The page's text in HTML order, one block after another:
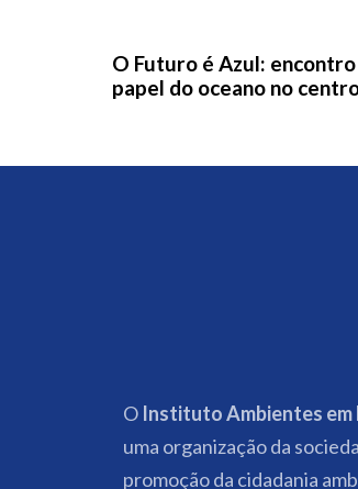
O Futuro é Azul:
papel do oceano no
O Instituto Ambientes em
uma organização da
promoção da cidadania